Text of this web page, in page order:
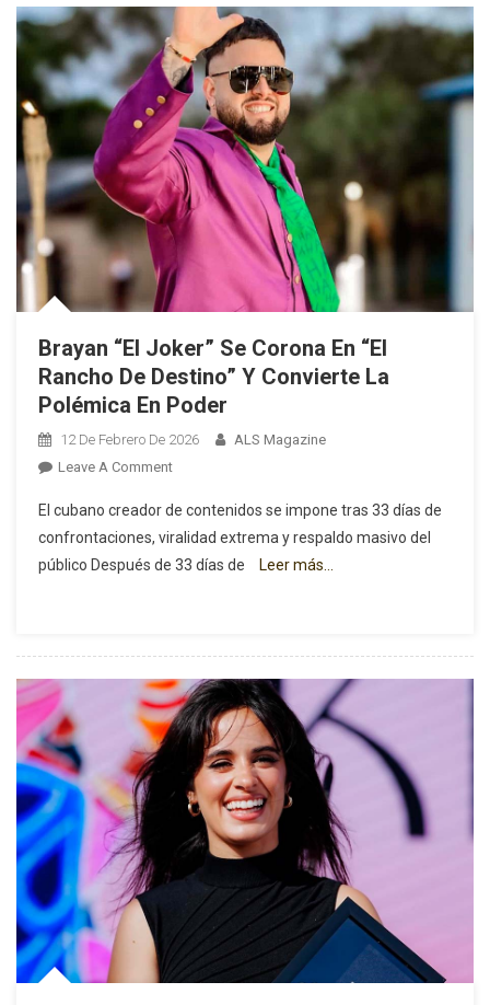
Brayan “El Joker” Se Corona En “El
Rancho De Destino” Y Convierte La
Polémica En Poder
12 De Febrero De 2026
ALS Magazine
Leave A CommentOn
“El
Joker”
Se
De
Destino”
Y
Convierte
La
Polémica
En
El cubano creador de contenidos se impone tras 33 días de
confrontaciones, viralidad extrema y respaldo masivo del
público Después de 33 días de
Leer más…